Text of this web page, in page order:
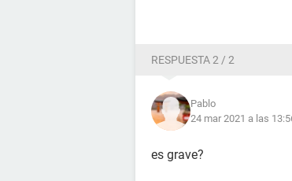
RESPUESTA 2 / 2
Pablo
24 mar 2021 a las
es grave?